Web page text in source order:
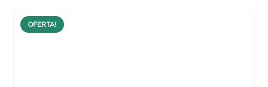
OFERTA!